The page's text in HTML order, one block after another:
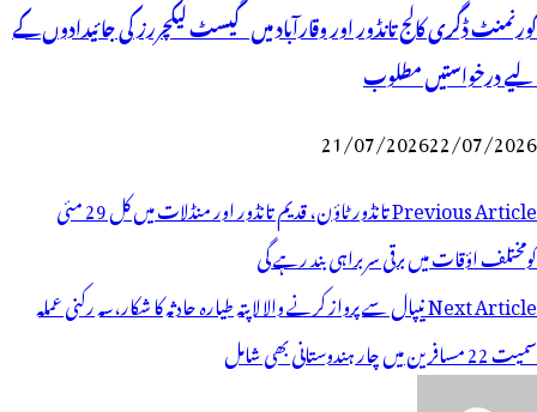
گورنمنٹ ڈگری کالج تانڈور اور وقارآباد میں گیسٹ لیکچررز کی جائیدادوں کے
لیے درخواستیں مطلوب
21/07/202622/07/2026
پوسٹوں
کی
نیویگیشن
Previous Article
تانڈور ٹاؤن، قدیم تانڈور اور منڈلات میں کل 29 مئی
کومختلف اؤقات میں برقی سربراہی بند رہے گی
Next Articleنیپال سے پرواز کرنے والا لاپتہ طیارہ حادثہ کا شکار،سہ رکنی عملہ
سمیت 22 مسافرین میں چار ہندوستانی بھی شامل